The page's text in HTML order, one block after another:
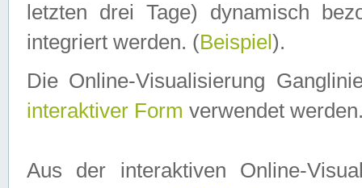
letzten drei Tage) dynamisch
integriert werden. (Beispiel ).
Die Online-Visualisierung
interaktiver Form verwendet
Aus der interaktiven Online-